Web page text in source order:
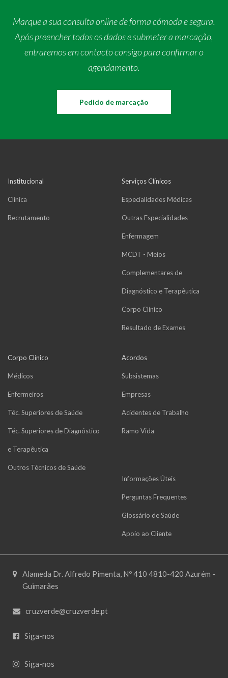
Marque a sua consulta online de forma cómoda e segura.
Após preencher todos os dados e submeter a marcação,
entraremos em contacto consigo para confirmar o
agendamento.
Pedido de marcação
Institucional
Clínica
Recrutamento
Serviços Clínicos
Especialidades Médicas
Outras Especialidades
Enfermagem
MCDT - Meios
Complementares de
Diagnóstico e Terapêutica
Corpo Clínico
Resultado de Exames
Corpo Clínico
Médicos
Enfermeiros
Téc. Superiores de Saúde
Téc. Superiores de Diagnóstico
e Terapêutica
Outros Técnicos de Saúde
Acordos
Subsistemas
Empresas
Acidentes de Trabalho
Ramo Vida
Informações Úteis
Perguntas Frequentes
Glossário de Saúde
Apoio ao Cliente
Alameda Dr. Alfredo Pimenta, Nº 410 4810-420 Azurém -
Guimarães
cruzverde@cruzverde.pt
Siga-nos
Siga-nos